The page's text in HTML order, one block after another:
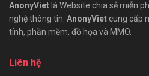
AnonyViet là Website chia sẻ miễn
nghệ thông tin. AnonyViet cung cấp
tính, phần mềm, đồ họa và MMO.
Liên hệ